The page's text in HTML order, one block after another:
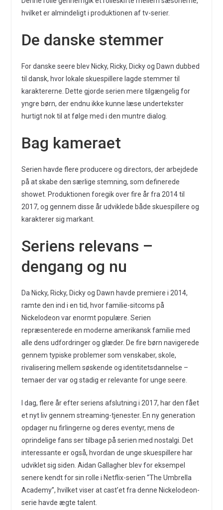
hvilket er almindeligt i produktionen af tv-serier.
De danske stemmer
For danske seere blev Nicky, Ricky, Dicky og Dawn dubbed
til dansk, hvor lokale skuespillere lagde stemmer til
karaktererne. Dette gjorde serien mere tilgængelig for
yngre børn, der endnu ikke kunne læse undertekster
hurtigt nok til at følge med i den muntre dialog.
Bag kameraet
Serien havde flere producere og directors, der arbejdede
på at skabe den særlige stemning, som definerede
showet. Produktionen foregik over fire år fra 2014 til
2017, og gennem disse år udviklede både skuespillere og
karakterer sig markant.
Seriens relevans –
dengang og nu
Da Nicky, Ricky, Dicky og Dawn havde premiere i 2014,
ramte den ind i en tid, hvor familie-sitcoms på
Nickelodeon var enormt populære. Serien
repræsenterede en moderne amerikansk familie med
alle dens udfordringer og glæder. De fire børn navigerede
gennem typiske problemer som venskaber, skole,
rivalisering mellem søskende og identitetsdannelse –
temaer der var og stadig er relevante for unge seere.
I dag, flere år efter seriens afslutning i 2017, har den fået
et nyt liv gennem streaming-tjenester. En ny generation
opdager nu firlingerne og deres eventyr, mens de
oprindelige fans ser tilbage på serien med nostalgi. Det
interessante er også, hvordan de unge skuespillere har
udviklet sig siden. Aidan Gallagher blev for eksempel
senere kendt for sin rolle i Netflix-serien “The Umbrella
Academy”, hvilket viser at cast’et fra denne Nickelodeon-
serie havde ægte talent.